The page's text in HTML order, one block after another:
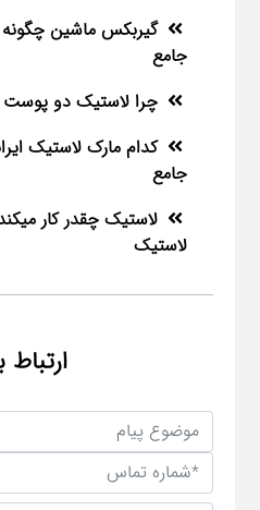
گیربکس ماشین چگونه
جامع
چرا لاستیک دو
کدام مارک لاستیک
جامع
لاستیک چقدر کار
لاستیک
ارتباط